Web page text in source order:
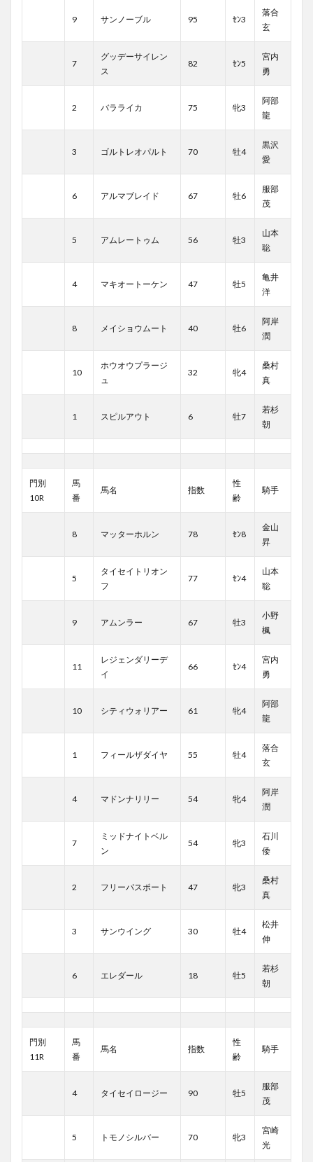
9 サンノーブル 95 ｾﾝ3
落合
玄
7
グッデーサイレン
ス
82 ｾﾝ5
宮内
勇
2 バラライカ 75 牝3
阿部
龍
3 ゴルトレオパルト 70 牡4
黒沢
愛
6 アルマブレイド 67 牡6
服部
茂
5 アムレートゥム 56 牡3
山本
聡
4 マキオートーケン 47 牡5
亀井
洋
8 メイショウムート 40 牡6
阿岸
潤
10
ホウオウプラージ
ュ
32 牝4
桑村
真
1 スピルアウト 6 牡7
若杉
朝
門別
10R
馬
番
馬名 指数
性
齢
騎手
8 マッターホルン 78 ｾﾝ8
金山
昇
5
タイセイトリオン
フ
77 ｾﾝ4
山本
聡
9 アムンラー 67 牡3
小野
楓
11
レジェンダリーデ
イ
66 ｾﾝ4
宮内
勇
10 シティウォリアー 61 牝4
阿部
龍
1 フィールザダイヤ 55 牡4
落合
玄
4 マドンナリリー 54 牝4
阿岸
潤
7
ミッドナイトベル
ン
54 牝3
石川
倭
2 フリーパスポート 47 牝3
桑村
真
3 サンウイング 30 牡4
松井
伸
6 エレダール 18 牡5
若杉
朝
門別
11R
馬
番
馬名 指数
性
齢
騎手
4 タイセイロージー 90 牡5
服部
茂
5 トモノシルバー 70 牝3
宮崎
光